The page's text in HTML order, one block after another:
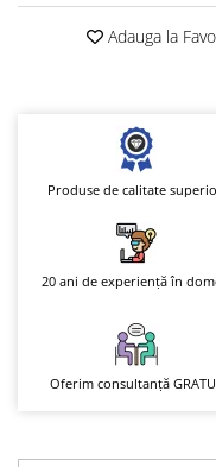
Adauga la
Produse de calitate
20 ani de experiență în
Oferim consultanță